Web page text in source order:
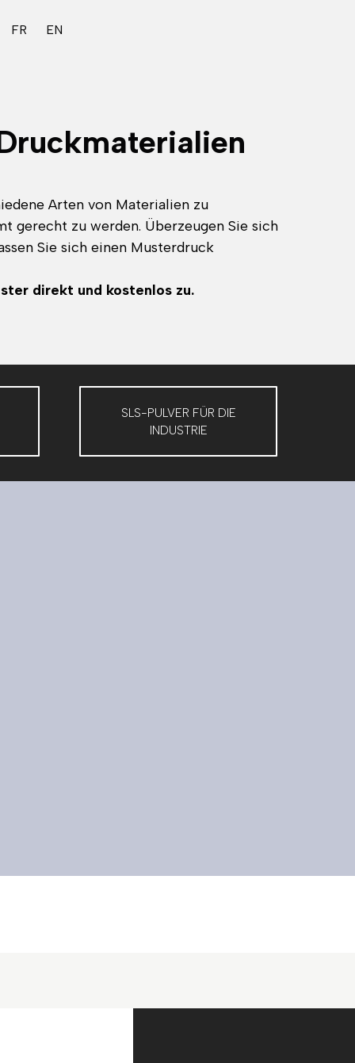
FR EN
Arten von Materialien zu
gerecht zu werden. Überzeugen Sie sich
Sie sich einen Musterdruck
direkt und kostenlos zu.
SLS-PULVER FÜR DIE
INDUSTRIE